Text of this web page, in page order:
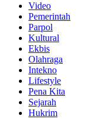
Video
Pemerintah
Parpol
Kultural
Ekbis
Olahraga
Intekno
Lifestyle
Pena Kita
Sejarah
Hukrim